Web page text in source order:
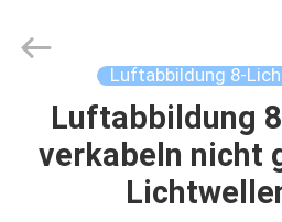
HAUS
PRODUKTE
Tech.
Co.,Ltd.
Luftabbildung 8-
Luftabbildung
verkabeln nicht